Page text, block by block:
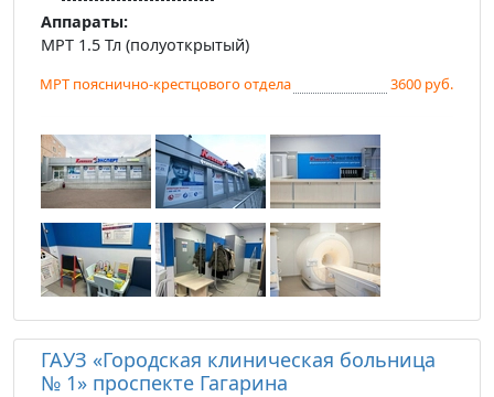
Аппараты:
МРТ 1.5 Тл (полуоткрытый)
МРТ пояснично-крестцового отдела 3600 руб.
ГАУЗ «Городская клиническая больница
№ 1» проспекте Гагарина